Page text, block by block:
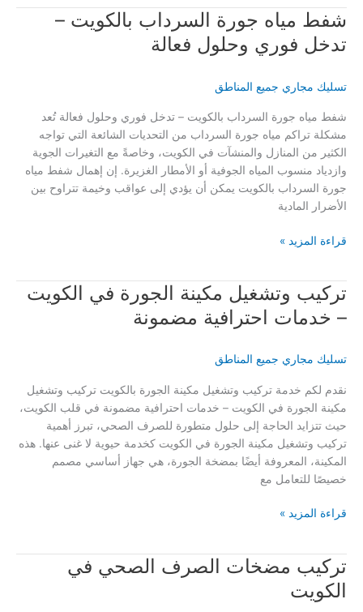
جورة
السرداب
في
–
حلول
فعالة
وسريعة
شفط مياه جورة السرداب بالكويت –
تدخل فوري وحلول فعالة
تسليك مجاري جميع المناطق
شفط مياه جورة السرداب بالكويت – تدخل فوري وحلول فعالة تُعد
مشكلة تراكم مياه جورة السرداب من التحديات الشائعة التي تواجه
الكثير من المنازل والمنشآت في الكويت، وخاصةً مع التغيرات الجوية
وازدياد منسوب المياه الجوفية أو الأمطار الغزيرة. إن إهمال شفط مياه
جورة السرداب بالكويت يمكن أن يؤدي إلى عواقب وخيمة تتراوح بين
الأضرار المادية
شفط
السرداب
بالكويت
فوري
وحلول
فعالة
قراءة المزيد »
تركيب وتشغيل مكينة الجورة في الكويت
– خدمات احترافية مضمونة
تسليك مجاري جميع المناطق
نقدم لكم خدمة تركيب وتشغيل مكينة الجورة بالكويت تركيب وتشغيل
مكينة الجورة في الكويت – خدمات احترافية مضمونة في قلب الكويت،
حيث تتزايد الحاجة إلى حلول متطورة للصرف الصحي، تبرز أهمية
تركيب وتشغيل مكينة الجورة في الكويت كخدمة حيوية لا غنى عنها. هذه
المكينة، المعروفة أيضًا بمضخة الجورة، هي جهاز أساسي مصمم
خصيصًا للتعامل مع
تركيب
الجورة
في
الكويت
قراءة المزيد »
تركيب مضخات الصرف الصحي في
الكويت